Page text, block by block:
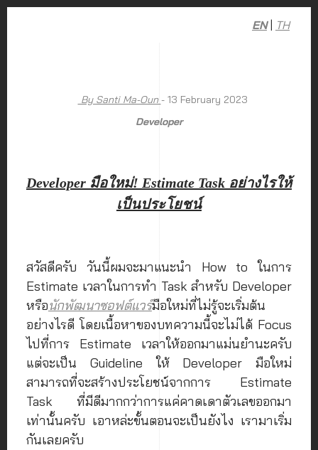
EN TH
By Santi Ma-Oun- 13 February 2023
Developer
Developer มือใหม่! Estimate Task อย่างไรให้
เป็นประโยชน์
สวัสดีครับ วันนี้ผมจะมาแนะนำ How to ในการ
Estimate เวลาในการทำ Task สำหรับ Developer
หรือนักพัฒนาซอฟต์แวร์มือใหม่ที่ไม่รู้จะเริ่มต้น
อย่างไรดี โดยเนื้อหาของบทความนี้จะไม่ได้ Focus
ไปที่การ Estimate เวลาให้ออกมาแม่นยำนะครับ
แต่จะเป็น Guideline ให้ Developer มือใหม่
สามารถที่จะสร้างประโยชน์จากการ Estimate
Task ที่มีดีมากกว่าการแค่คาดเดาตัวเลขออกมา
เท่านั้นครับ เอาหล่ะขั้นตอนจะเป็นยังไง เรามาเริ่ม
กันเลยครับ